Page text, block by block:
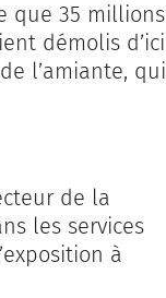
que 35 millions
démolis d’ici
l’amiante, qui
de la
les services
à